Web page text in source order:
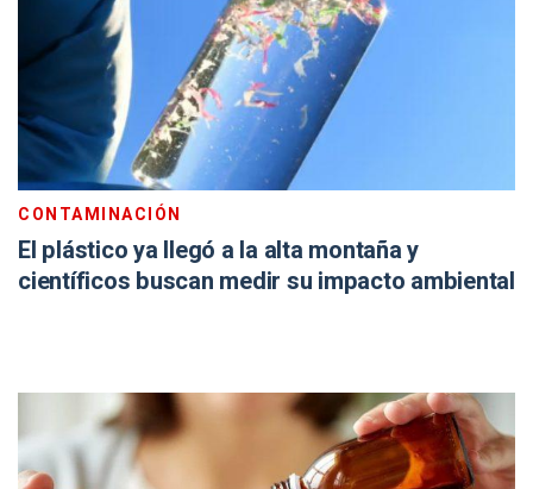
CONTAMINACIÓN
El plástico ya llegó a la alta montaña y
científicos buscan medir su impacto ambiental